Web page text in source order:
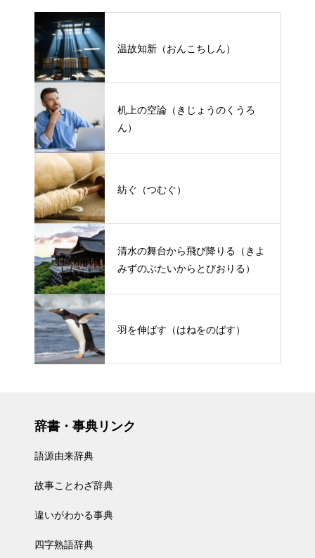
温故知新（おんこちしん）
机上の空論（きじょうのくうろ
ん）
紡ぐ（つむぐ）
清水の舞台から飛び降りる（きよ
みずのぶたいからとびおりる）
羽を伸ばす（はねをのばす）
辞書・事典リンク
語源由来辞典
故事ことわざ辞典
違いがわかる事典
四字熟語辞典